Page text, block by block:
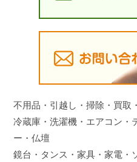
不用品・引越し・掃除・買取
冷蔵庫・洗濯機・エアコン・
ー・仏壇
鏡台・タンス・家具・家電・